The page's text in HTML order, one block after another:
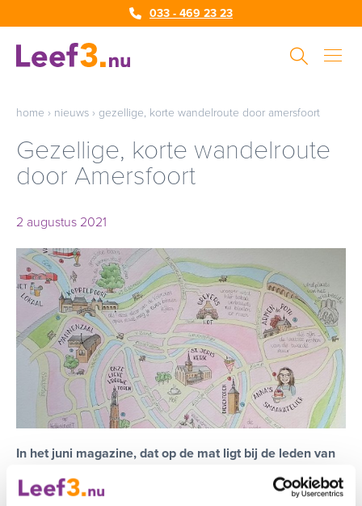
033 - 469 23 23
home › nieuws › gezellige, korte wandelroute door amersfoort
Gezellige, korte wandelroute
door Amersfoort
2 augustus 2021
In het juni magazine, dat op de mat ligt bij de leden van
Leef3.nu, staat een prachtige wandelroute door
Amersfoort.